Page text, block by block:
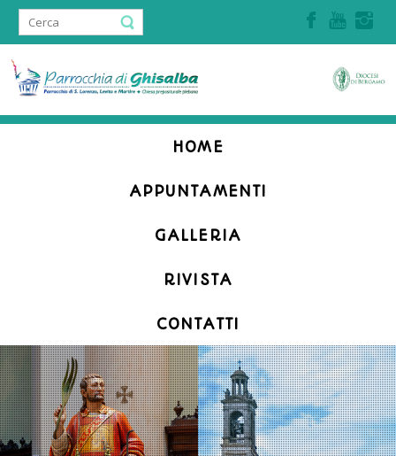
HOME
APPUNTAMENTI
GALLERIA
RIVISTA
CONTATTI